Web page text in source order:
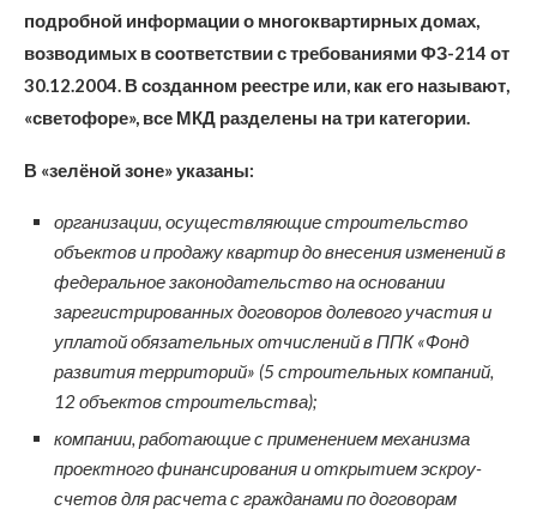
подробной информации о многоквартирных домах,
возводимых в соответствии с требованиями ФЗ-214 от
30.12.2004. В созданном реестре или, как его называют,
«светофоре», все МКД разделены на три категории.
В «зелёной зоне» указаны:
организации, осуществляющие строительство
объектов и продажу квартир до внесения изменений в
федеральное законодательство на основании
зарегистрированных договоров долевого участия и
уплатой обязательных отчислений в ППК «Фонд
развития территорий» (5 строительных компаний,
12 объектов строительства);
компании, работающие с применением механизма
проектного финансирования и открытием эскроу-
счетов для расчета с гражданами по договорам